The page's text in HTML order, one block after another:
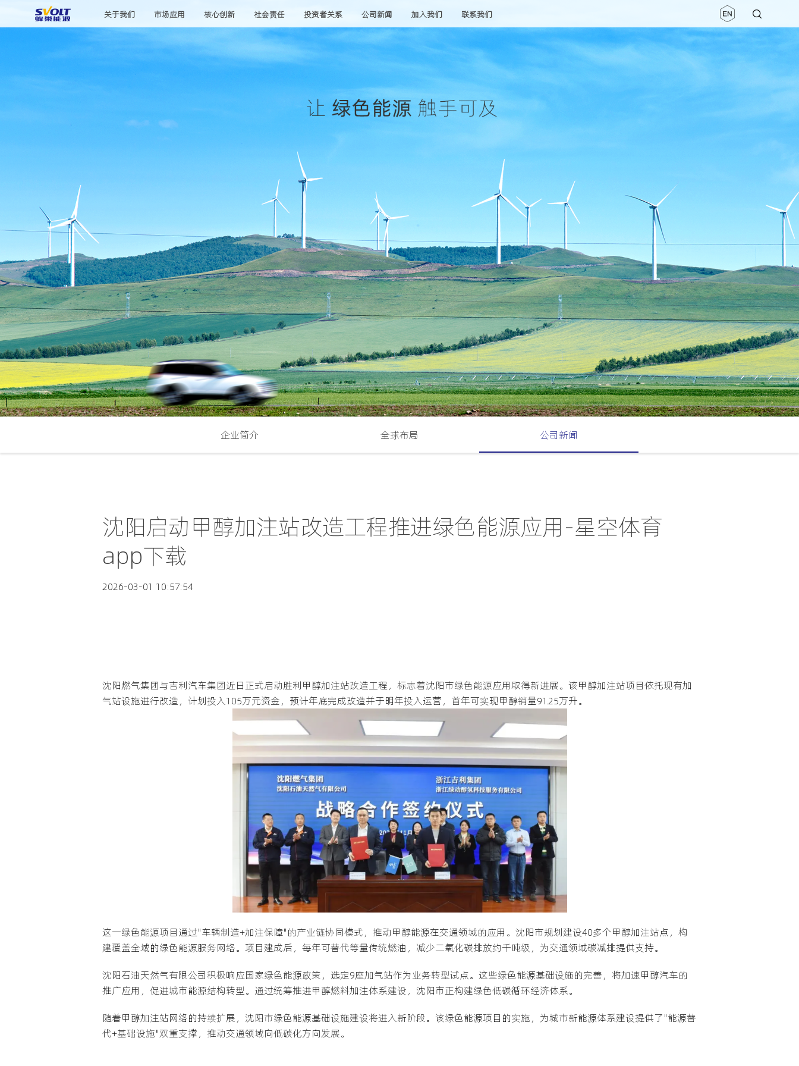
关于我们 市场应用 核心创新 社会责任 投资者关系 公司新闻 加入我们 联系我们
企业简介 全球布局 公司新闻
沈阳启动甲醇加注站改造工程推进绿色能源应用-星空体育
app下载
2026-03-01 10:57:54
沈阳燃气集团与吉利汽车集团近日正式启动胜利甲醇加注站改造工程，标志着沈阳市绿色能源应用取得新进展。该甲醇加注站项目依托现有加
气站设施进行改造，计划投入105万元资金，预计年底完成改造并于明年投入运营，首年可实现甲醇销量91.25万升。
这一绿色能源项目通过"车辆制造+加注保障"的产业链协同模式，推动甲醇能源在交通领域的应用。沈阳市规划建设40多个甲醇加注站点，构
建覆盖全域的绿色能源服务网络。项目建成后，每年可替代等量传统燃油，减少二氧化碳排放约千吨级，为交通领域碳减排提供支持。
沈阳石油天然气有限公司积极响应国家绿色能源政策，选定9座加气站作为业务转型试点。这些绿色能源基础设施的完善，将加速甲醇汽车的
推广应用，促进城市能源结构转型。通过统筹推进甲醇燃料加注体系建设，沈阳市正构建绿色低碳循环经济体系。
随着甲醇加注站网络的持续扩展，沈阳市绿色能源基础设施建设将进入新阶段。该绿色能源项目的实施，为城市新能源体系建设提供了"能源替
代+基础设施"双重支撑，推动交通领域向低碳化方向发展。